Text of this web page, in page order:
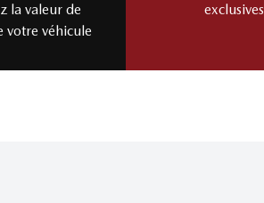
la valeur de
votre véhicule
exclusives